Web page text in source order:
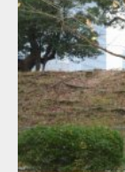
Category:公園の
ダウ